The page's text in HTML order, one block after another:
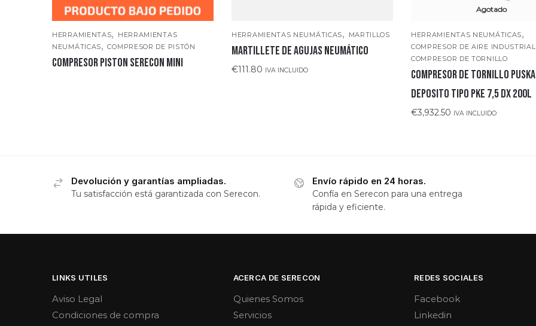
HERRAMIENTAS,
HERRAMIENTAS
NEUMÁTICAS,COMPRESOR DE PISTÓN
COMPRESOR PISTON SERECON MINI
HERRAMIENTAS NEUMÁTICAS, MARTILLOS
Martillete de agujas neumático
€111.80 IVA INCLUIDO
Agotado
HERRAMIENTAS NEUMÁTICAS,
COMPRESOR DE AIRE INDUSTRIAL
COMPRESOR DE TORNILLO
COMPRESOR DE TORNILLO
DEPOSITO TIPO PKE 7,5 DX 200L
€3,932.50 IVA INCLUIDO
Devolución y garantías ampliadas.
Tu satisfacción está garantizada con Serecon.
Envío rápido en 24 horas.
Confía en Serecon para una entrega
rápida y eficiente.
LINKS UTILES
Aviso Legal
Condiciones de compra
ACERCA DE SERECON
Quienes Somos
Servicios
REDES SOCIALES
Facebook
Linkedin